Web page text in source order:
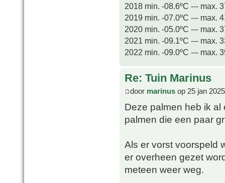
2018 min. -08.6ºC --- max.
2019 min. -07.0ºC --- max.
2020 min. -05.0ºC --- max.
2021 min. -09.1ºC --- max.
2022 min. -09.0ºC --- max.
Re: Tuin Marinus
door marinus op 25 jan
Deze palmen heb ik al
palmen die een paar
Als er vorst voorspeld
er overheen gezet
meteen weer weg.